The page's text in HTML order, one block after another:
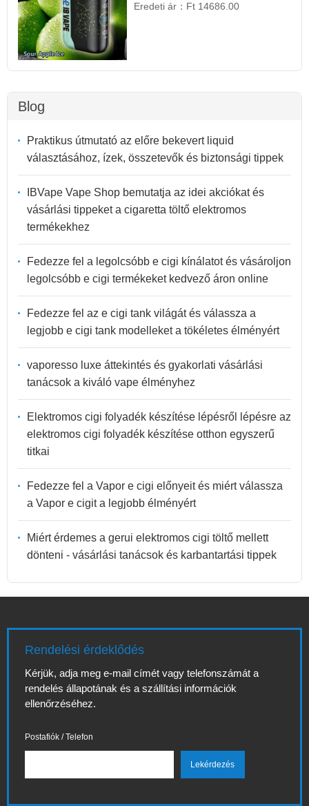
Eredeti ár： Ft 14686.00
Blog
Praktikus útmutató az előre bekevert liquid
választásához, ízek, összetevők és biztonsági tippek
IBVape Vape Shop bemutatja az idei akciókat és
vásárlási tippeket a cigaretta töltő elektromos
termékekhez
Fedezze fel a legolcsóbb e cigi kínálatot és vásároljon
legolcsóbb e cigi termékeket kedvező áron online
Fedezze fel az e cigi tank világát és válassza a
legjobb e cigi tank modelleket a tökéletes élményért
vaporesso luxe áttekintés és gyakorlati vásárlási
tanácsok a kiváló vape élményhez
Elektromos cigi folyadék készítése lépésről lépésre az
elektromos cigi folyadék készítése otthon egyszerű
titkai
Fedezze fel a Vapor e cigi előnyeit és miért válassza
a Vapor e cigit a legjobb élményért
Miért érdemes a gerui elektromos cigi töltő mellett
dönteni - vásárlási tanácsok és karbantartási tippek
Rendelési érdeklődés
Kérjük, adja meg e-mail címét vagy telefonszámát a
rendelés állapotának és a szállítási információk
ellenőrzéséhez.
Postafiók / Telefon